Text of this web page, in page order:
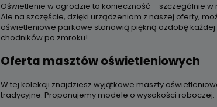
Oświetlenie w ogrodzie to konieczność – szczególnie
Ale na szczęście, dzięki urządzeniom z naszej oferty,
oświetleniowe parkowe stanowią piękną ozdobę
chodników po zmroku!
Oferta masztów oświetleniowych
W tej kolekcji znajdziesz wyjątkowe maszty
tradycyjne. Proponujemy modele o wysokości roboczej: